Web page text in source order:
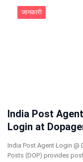
जानकारी
India Post
Login at
India Post Agent Login
Posts (DOP) provides